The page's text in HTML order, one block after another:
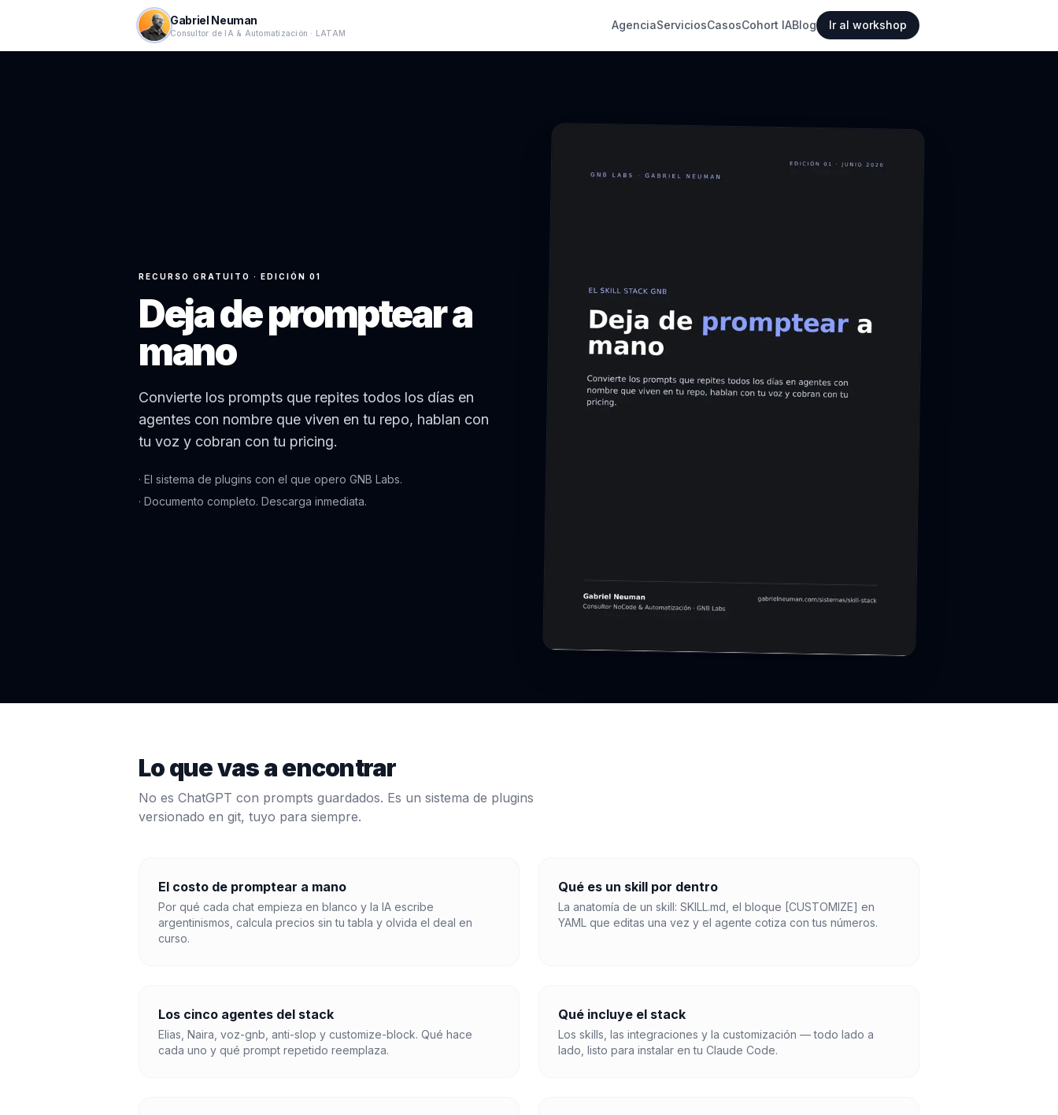
Gabriel Neuman
Consultor de IA & Automatización · LATAM
AgenciaServiciosCasosCohort IABlog Ir al workshop
RECURSO GRATUITO · EDICIÓN 01
Deja deprompteara
mano
Convierte los prompts que repites todos los días en
agentes con nombre que viven en tu repo, hablan con
tu voz y cobran con tu pricing.
· El sistema de plugins con el que opero GNB Labs.
· Documento completo. Descarga inmediata.
Lo que vas a encontrar
No es ChatGPT con prompts guardados. Es un sistema de plugins
versionado en git, tuyo para siempre.
El costo de promptear a mano
Por qué cada chat empieza en blanco y la IA escribe
argentinismos, calcula precios sin tu tabla y olvida el deal en
curso.
Qué es un skill por dentro
La anatomía de un skill: SKILL.md, el bloque [CUSTOMIZE] en
YAML que editas una vez y el agente cotiza con tus números.
Los cinco agentes del stack
Elias, Naira, voz-gnb, anti-slop y customize-block. Qué hace
cada uno y qué prompt repetido reemplaza.
Qué incluye el stack
Los skills, las integraciones y la customización — todo lado a
lado, listo para instalar en tu Claude Code.